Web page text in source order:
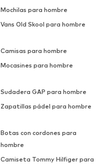
Mochilas para hombre
Vans Old Skool para hombre
Camisas para hombre
Mocasines para hombre
Sudadera GAP para hombre
Zapatillas pádel para hombre
Botas con cordones para
hombre
Camiseta Tommy Hilfiger para